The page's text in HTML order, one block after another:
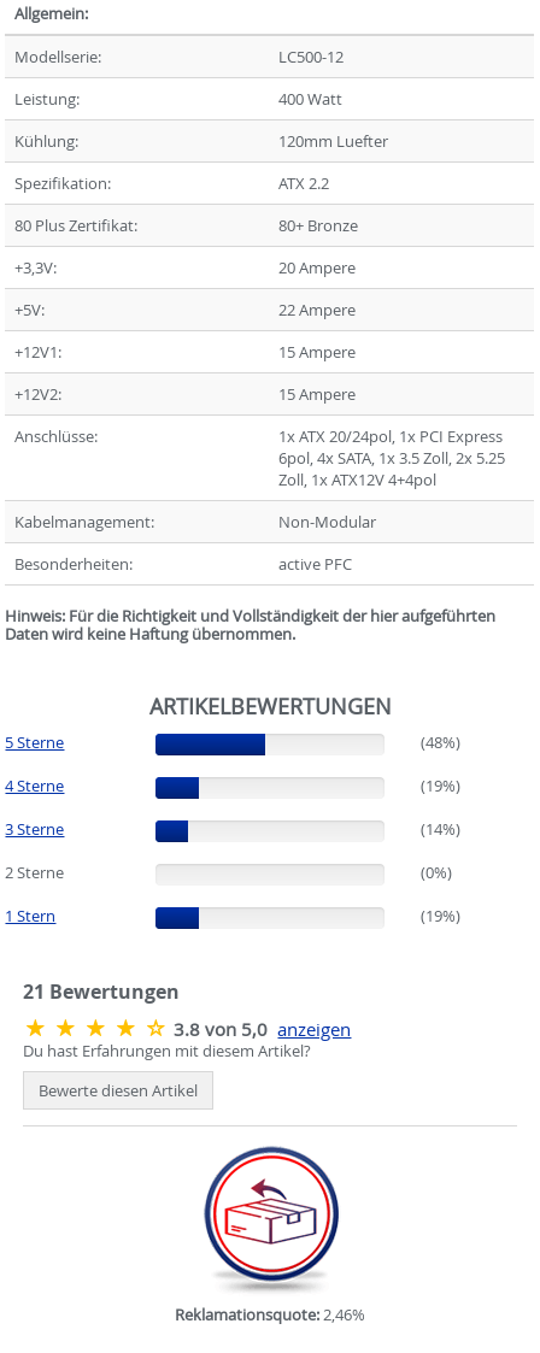
Allgemein:
Modellserie:
LC500-12
Leistung:
400 Watt
Kühlung:
120mm Luefter
Spezifikation:
ATX 2.2
80 Plus Zertifikat:
80+ Bronze
+3,3V:
20 Ampere
+5V:
22 Ampere
+12V1:
15 Ampere
+12V2:
15 Ampere
Anschlüsse:
1x ATX 20/24pol, 1x PCI Express
6pol, 4x SATA, 1x 3.5 Zoll, 2x 5.25
Zoll, 1x ATX12V 4+4pol
Kabelmanagement:
Non-Modular
Besonderheiten:
active PFC
Hinweis: Für die Richtigkeit und Vollständigkeit der hier aufgeführten
Daten wird keine Haftung übernommen.
ARTIKELBEWERTUNGEN
5 Sterne (48%)
(48%)
4 Sterne
(19%)
(19%)
3 Sterne
(14%)
(14%)
2 Sterne
(0%)
1 Stern
(19%) (19%)
21 Bewertungen
3.8 von 5,0 anzeigen
Du hast Erfahrungen mit diesem Artikel?
Bewerte diesen Artikel
Reklamationsquote:2,46%